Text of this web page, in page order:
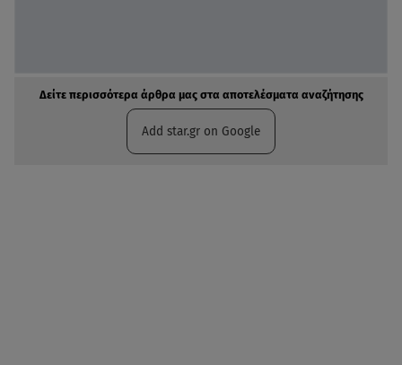
Δείτε περισσότερα άρθρα μας στα αποτελέσματα αναζήτησης
Add star.gr on Google